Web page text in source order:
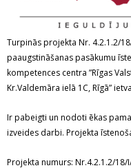
Turpinās projekta Nr. 4.2.1.2/
paaugstināšanas pasākumu
kompetences centra ”Rīgas
Kr.Valdemāra ielā 1C, Rīgā”
Ir pabeigti un nodoti ēkas
izveides darbi. Projekta
Projekta numurs: Nr.4.2.1.2/18/